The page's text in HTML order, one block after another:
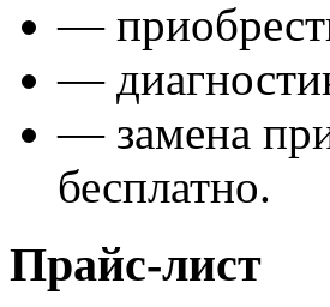
—
—
— замена
бесплатно.
Прайс-лист